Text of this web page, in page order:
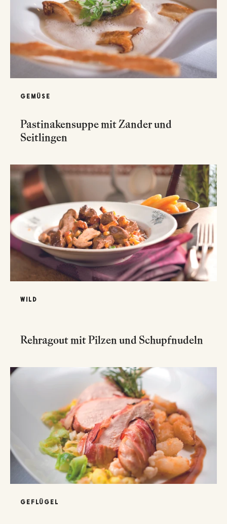
GEMÜSE
Pastinakensuppe mit Zander und
Seitlingen
WILD
Rehragout mit Pilzen und Schupfnudeln
GEFLÜGEL